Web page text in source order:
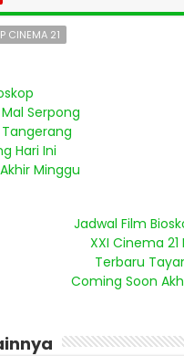
CINEMA 21
Serpong
Tangerang
Hari Ini
Minggu
Jadwal Film
XXI Cinema
Terbaru
Coming Soon